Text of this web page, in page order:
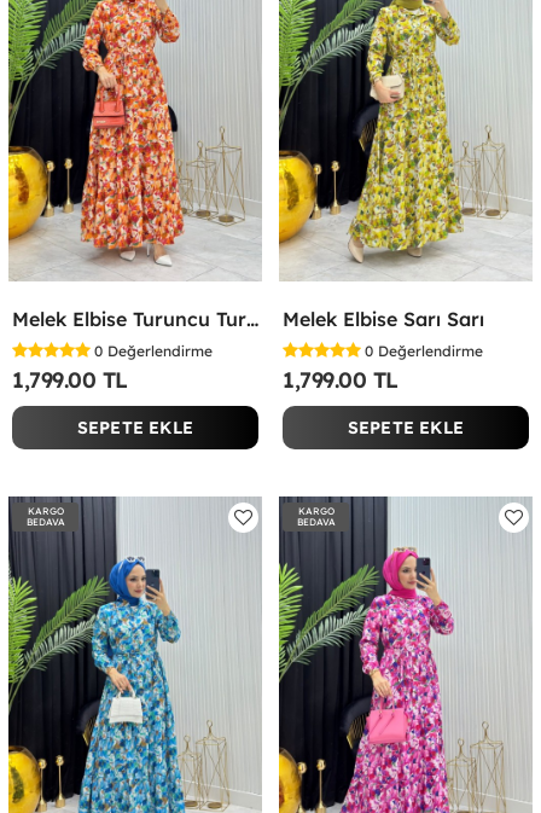
Melek Elbise Turuncu Turuncu
0 Değerlendirme
1,799.00 TL
SEPETE EKLE
Melek Elbise Sarı Sarı
0 Değerlendirme
1,799.00 TL
SEPETE EKLE
KARGO
BEDAVA
KARGO
BEDAVA